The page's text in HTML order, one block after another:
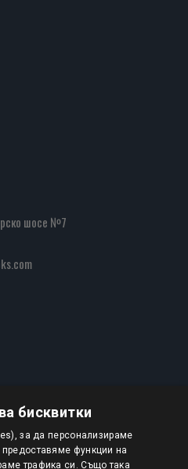
шосе №7
бисквитки
за да персонализираме
функции на
трафика си. Също така